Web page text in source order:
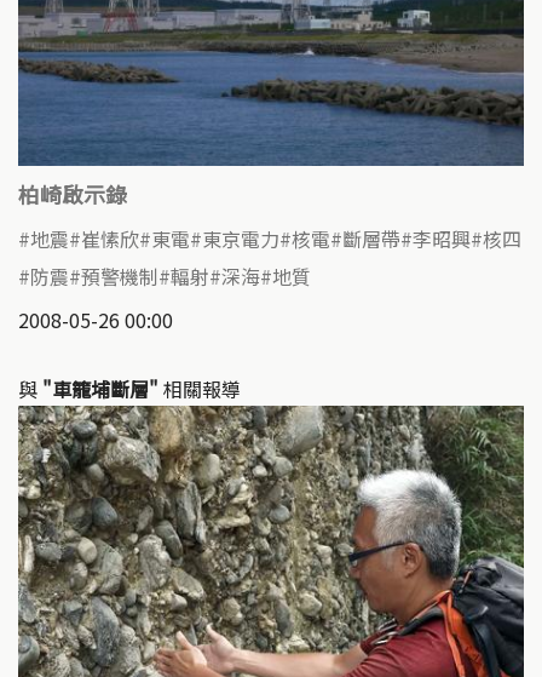
柏崎啟示錄
地震 崔愫欣 東電 東京電力 核電 斷層帶 李昭興 核四
防震 預警機制 輻射 深海 地質
2008-05-26 00:00
與 "車籠埔斷層" 相關報導